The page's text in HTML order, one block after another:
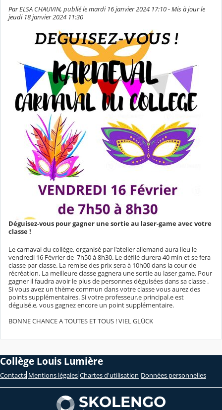
Par ELSA CHAUVIN, publié le mardi 16 janvier 2024 17:10 - Mis à jour le
jeudi 18 janvier 2024 11:30
Déguisez-vous pour gagner une sortie au laser-game avec votre
classe !
Le carnaval du collège, organisé par l'atelier allemand aura lieu le
vendredi 16 Février de 7h50 à 8h30. Le défilé durera 40 min et se fera
classe par classe. La remise des prix sera à 10h00 dans la cour de
récréation. La meilleure classe gagnera une sortie au laser game. Pour
gagner il faudra avoir le plus de personnes déguisées dans sa classe .
Si vous avez un thème commun dans votre classe vous aurez des
points supplémentaires. Si votre professeur.e principal.e est
déguisé.e, vous gagnez encore un point supplémentaire.
BONNE CHANCE A TOUTES ET TOUS ! VIEL GLÜCK
Collège Louis Lumière
Contacts Mentions légales Chartes d'utilisation Données personnelles